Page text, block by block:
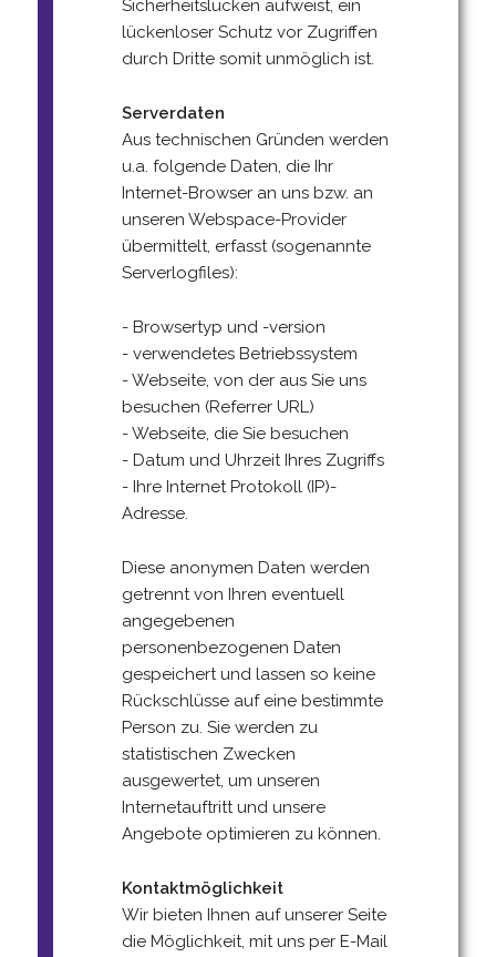
Sicherheitslücken aufweist, ein
lückenloser Schutz vor Zugriffen
durch Dritte somit unmöglich ist.
Serverdaten
Aus technischen Gründen werden
u.a. folgende Daten, die Ihr
Internet-Browser an uns bzw. an
unseren Webspace-Provider
übermittelt, erfasst (sogenannte
Serverlogfiles):
- Browsertyp und -version
- verwendetes Betriebssystem
- Webseite, von der aus Sie uns
besuchen (Referrer URL)
- Webseite, die Sie besuchen
- Datum und Uhrzeit Ihres Zugriffs
- Ihre Internet Protokoll (IP)-
Adresse.
Diese anonymen Daten werden
getrennt von Ihren eventuell
angegebenen
personenbezogenen Daten
gespeichert und lassen so keine
Rückschlüsse auf eine bestimmte
Person zu. Sie werden zu
statistischen Zwecken
ausgewertet, um unseren
Internetauftritt und unsere
Angebote optimieren zu können.
Kontaktmöglichkeit
Wir bieten Ihnen auf unserer Seite
die Möglichkeit, mit uns per E-Mail